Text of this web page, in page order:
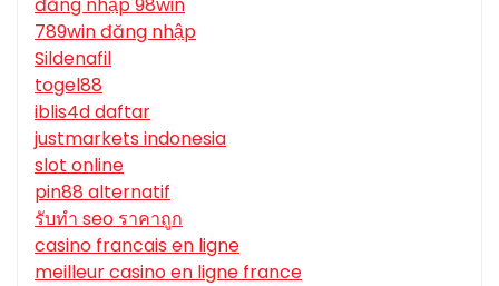
789win đăng nhập
Sildenafil
togel88
iblis4d daftar
justmarkets indonesia
slot online
pin88 alternatif
รับทํา seo ราคาถูก
casino francais en ligne
meilleur casino en ligne france